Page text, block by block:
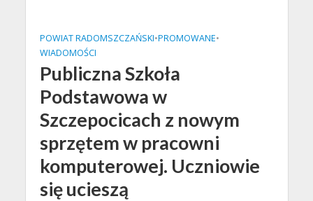
POWIAT RADOMSZCZAŃSKI•PROMOWANE•
WIADOMOŚCI
Publiczna Szkoła
Podstawowa w
Szczepocicach z nowym
sprzętem w pracowni
komputerowej. Uczniowie
się ucieszą